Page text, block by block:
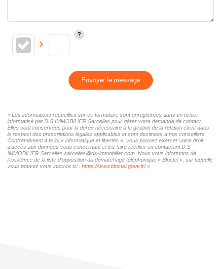
Envoyer le message
« Les informations recueillies sur ce formulaire sont enregistrées dans un fichier
informatisé par D.S IMMOBILIER Sarcelles pour gérer votre demande de contact.
Elles sont conservées pour la durée nécessaire à la gestion de la relation client dans
le respect des prescriptions légales applicables et sont destinées à nos conseillers
Conformément à la loi « informatique et libertés », vous pouvez exercer votre droit
d'accès aux données vous concernant et les faire rectifier en contactant D.S
IMMOBILIER Sarcelles sarcelles@ds-immobilier.com. Nous vous informons de
l'existence de la liste d'opposition au démarchage téléphonique « Bloctel », sur laquelle
vous pouvez vous inscrire ici : https://www.bloctel.gouv.fr/»